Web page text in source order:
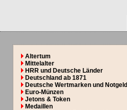
Altertum
Mittelalter
HRR und Deutsche Länder
Deutschland ab 1871
Deutsche Wertmarken und Notgeld
Euro-Münzen
Jetons & Token
Medaillen